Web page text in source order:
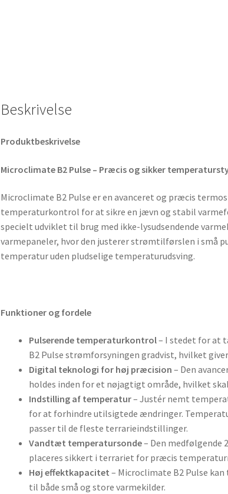
Beskrivelse
Produktbeskrivelse
Microclimate B2 Pulse – Præcis og sikker
Microclimate B2 Pulse er en avanceret og præcis
temperaturkontrol for at sikre en jævn og stabil
specielt udviklet til brug med ikke-lysudsendende
varmepaneler, hvor den justerer strømtilførslen i små
temperatur uden pludselige temperaturudsving.
Funktioner og fordele
Pulserende temperaturkontrol– I stedet for at
B2 Pulse strømforsyningen gradvist, hvilket
Digital teknologi for høj præcision – Den
holdes inden for et nøjagtigt område, hvilket
Indstilling af temperatur– Justér nemt
for at forhindre utilsigtede ændringer.
passer til de fleste terrarieindstillinger.
Vandtæt temperatursonde– Den medfølgende
placeres sikkert i terrariet for præcis
Høj effektkapacitet – Microclimate B2 Pulse
til både små og store varmekilder.